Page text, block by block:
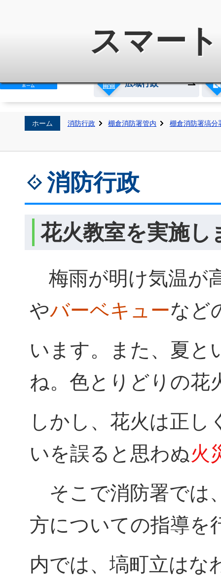
スマー
広域行政
ホーム 消防行政 棚倉消防署管内 棚倉消防署塙分
消防行政
花火教室を実施し
梅雨が明け気温が
やバーベキューなど
います。また、 夏と
ね。色とりどりの花
しかし、花火は正し
いを誤ると思わぬ火
そこで消防署では
方についての指導を
内では、塙町立はな